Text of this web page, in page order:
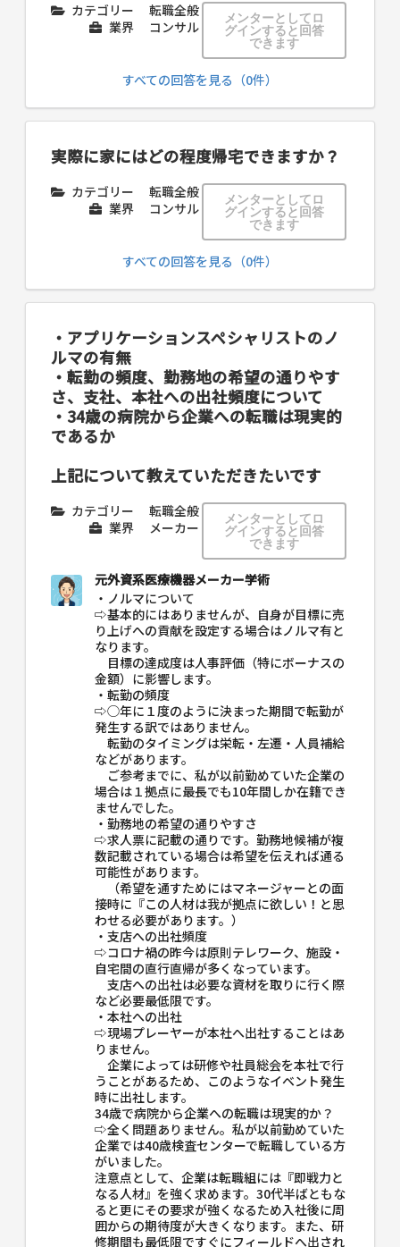
カテゴリー
転職全般
業界
コンサル
メンターとしてロ
グインすると回答
できます
すべての回答を見る（0件）
実際に家にはどの程度帰宅できますか？
カテゴリー
転職全般
業界
コンサル
メンターとしてロ
グインすると回答
できます
すべての回答を見る（0件）
・アプリケーションスペシャリストのノ
ルマの有無
・転勤の頻度、勤務地の希望の通りやす
さ、支社、本社への出社頻度について
・34歳の病院から企業への転職は現実的
であるか
上記について教えていただきたいです
カテゴリー
転職全般
業界
メーカー
メンターとしてロ
グインすると回答
できます
元外資系医療機器メーカー学術
・ノルマについて
⇨基本的にはありませんが、自身が目標に売
り上げへの貢献を設定する場合はノルマ有と
なります。
目標の達成度は人事評価（特にボーナスの
金額）に影響します。
・転勤の頻度
⇨◯年に１度のように決まった期間で転勤が
発生する訳ではありません。
転勤のタイミングは栄転・左遷・人員補給
などがあります。
ご参考までに、私が以前勤めていた企業の
場合は１拠点に最長でも10年間しか在籍でき
ませんでした。
・勤務地の希望の通りやすさ
⇨求人票に記載の通りです。勤務地候補が複
数記載されている場合は希望を伝えれば通る
可能性があります。
（希望を通すためにはマネージャーとの面
接時に『この人材は我が拠点に欲しい！と思
わせる必要があります。）
・支店への出社頻度
⇨コロナ禍の昨今は原則テレワーク、施設・
自宅間の直行直帰が多くなっています。
支店への出社は必要な資材を取りに行く際
など必要最低限です。
・本社への出社
⇨現場プレーヤーが本社へ出社することはあ
りません。
企業によっては研修や社員総会を本社で行
うことがあるため、このようなイベント発生
時に出社します。
34歳で病院から企業への転職は現実的か？
⇨全く問題ありません。私が以前勤めていた
企業では40歳検査センターで転職している方
がいました。
注意点として、企業は転職組には『即戦力と
なる人材』を強く求めます。30代半ばともな
ると更にその要求が強くなるため入社後に周
囲からの期待度が大きくなります。また、研
修期間も最低限ですぐにフィールドへ出され